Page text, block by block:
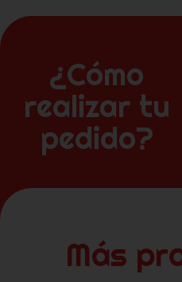
¿Cómo
realizar tu
pedido?
Más